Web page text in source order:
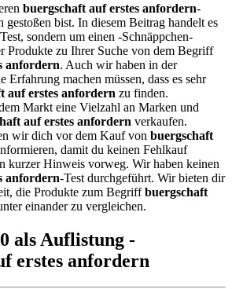
buergschaft auf erstes anfordern-
gestoßen bist. In diesem Beitrag handelt es
sondern um einen -Schnäppchen-
Produkte zu Ihrer Suche von dem Begriff
anfordern. Auch wir haben in der
Erfahrung machen müssen, dass es sehr
auf erstes anfordern zu finden.
Markt eine Vielzahl an Marken und
auf erstes anfordern verkaufen.
wir dich vor dem Kauf von buergschaft
damit du keinen Fehlkauf
kurzer Hinweis vorweg. Wir haben keinen
anfordern-Test durchgeführt. Wir bieten dir
die Produkte zum Begriffbuergschaft
einander zu vergleichen.
als Auflistung -
erstes anfordern